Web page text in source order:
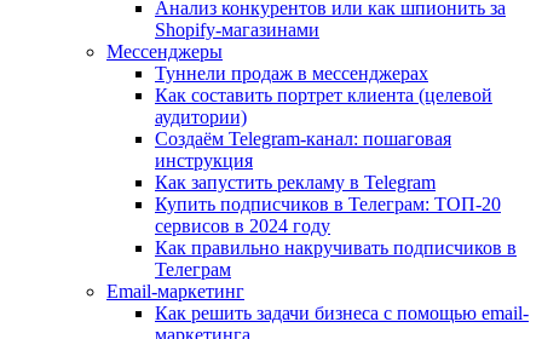
Анализ конкурентов или как шпионить за
Shopify-магазинами
Мессенджеры
Туннели продаж в мессенджерах
Как составить портрет клиента (целевой
аудитории)
Создаём Telegram-канал: пошаговая
инструкция
Как запустить рекламу в Telegram
Купить подписчиков в Телеграм: ТОП-20
сервисов в 2024 году
Как правильно накручивать подписчиков в
Телеграм
Email-маркетинг
Как решить задачи бизнеса с помощью email-
маркетинга